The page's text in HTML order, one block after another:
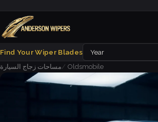
Find Your Wiper Blades
مساحات زجاج السيارة
Oldsmobile